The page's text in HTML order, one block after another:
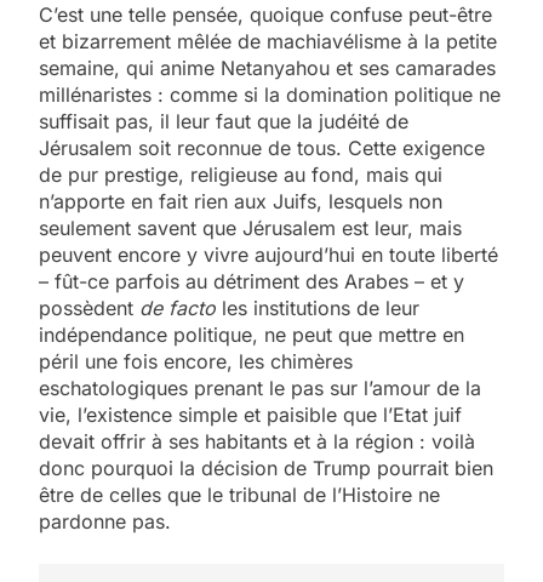
C’est une telle pensée, quoique confuse peut-être
et bizarrement mêlée de machiavélisme à la petite
semaine, qui anime Netanyahou et ses camarades
millénaristes : comme si la domination politique ne
suffisait pas, il leur faut que la judéité de
Jérusalem soit reconnue de tous. Cette exigence
de pur prestige, religieuse au fond, mais qui
n’apporte en fait rien aux Juifs, lesquels non
seulement savent que Jérusalem est leur, mais
peuvent encore y vivre aujourd’hui en toute liberté
– fût-ce parfois au détriment des Arabes – et y
possèdent de facto les institutions de leur
indépendance politique, ne peut que mettre en
péril une fois encore, les chimères
eschatologiques prenant le pas sur l’amour de la
vie, l’existence simple et paisible que l’Etat juif
devait offrir à ses habitants et à la région : voilà
donc pourquoi la décision de Trump pourrait bien
être de celles que le tribunal de l’Histoire ne
pardonne pas.